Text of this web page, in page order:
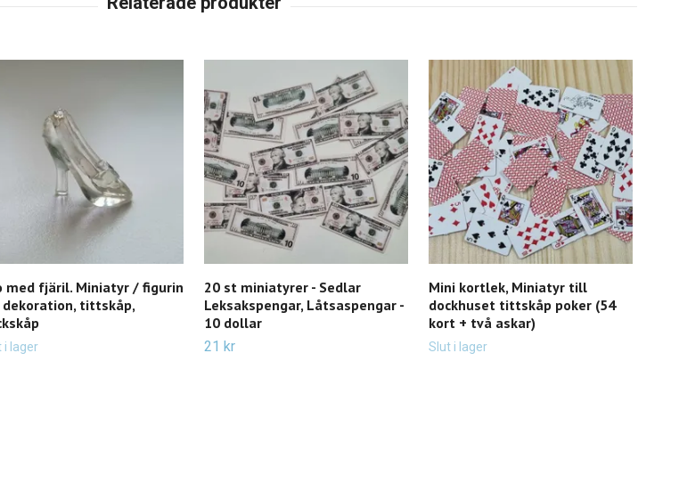
med fjäril. Miniatyr / figurin
tittskåp,
i lager
20 st miniatyrer - Sedlar
Leksakspengar, Låtsaspengar -
10 dollar
21 kr
Mini kortlek, Miniatyr till
dockhuset tittskåp poker (54
kort + två askar)
Slut i lager